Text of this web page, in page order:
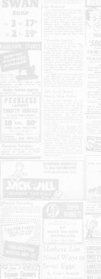
MARKETING
KONTAKT
O NAMA